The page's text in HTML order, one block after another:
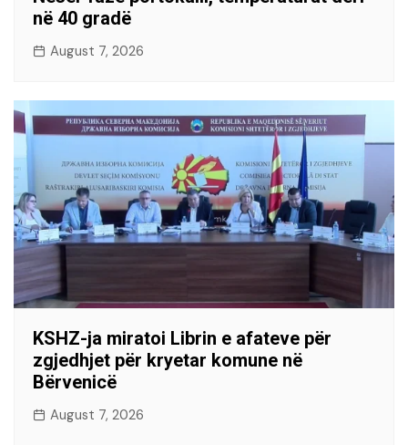
në 40 gradë
August 7, 2026
KSHZ-ja miratoi Librin e afateve për
zgjedhjet për kryetar komune në
Bërvenicë
August 7, 2026